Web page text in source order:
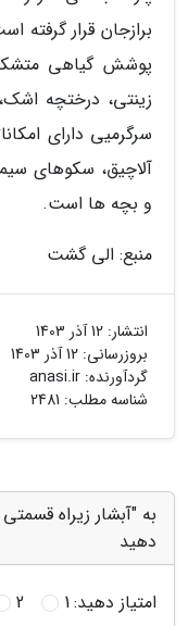
پوشش گیاهی
زینتی، درختچه
سرگرمیی دارای
آلاچیق، سکوهای
و بچه ها است.
منبع: الی گشت
انتشار: 12 آذر 1403
بروزرسانی: 12 آذر 1403
گردآورنده: anasi.ir
شناسه مطلب: 2481
به "آبشار زیراه
دهید
امتیاز دهید:1
2